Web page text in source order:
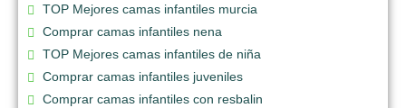
TOP Mejores camas infantiles murcia
Comprar camas infantiles nena
TOP Mejores camas infantiles de niña
Comprar camas infantiles juveniles
Comprar camas infantiles con resbalin